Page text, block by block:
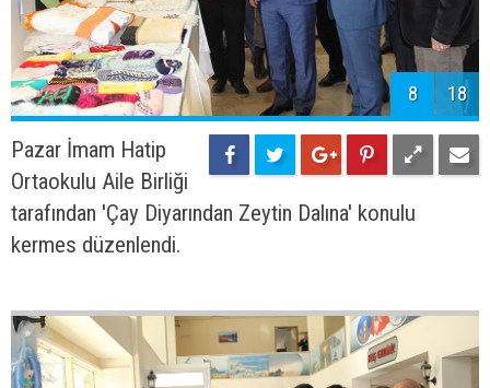
8 18
Pazar İmam Hatip
Ortaokulu Aile Birliği
tarafından 'Çay Diyarından Zeytin Dalına' konulu
kermes düzenlendi.